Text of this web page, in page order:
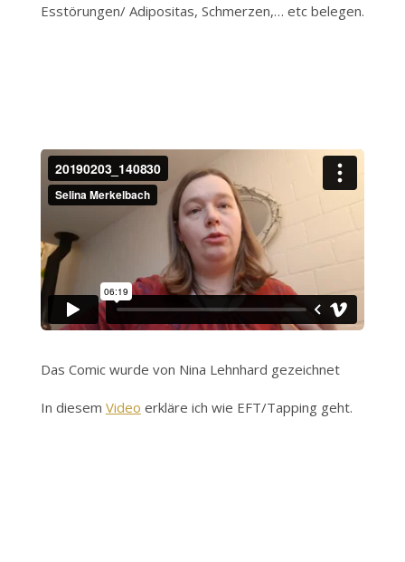
Esstörungen/ Adipositas, Schmerzen,… etc belegen.
Das Comic wurde von Nina Lehnhard gezeichnet
In diesem Video erkläre ich wie EFT/Tapping geht.